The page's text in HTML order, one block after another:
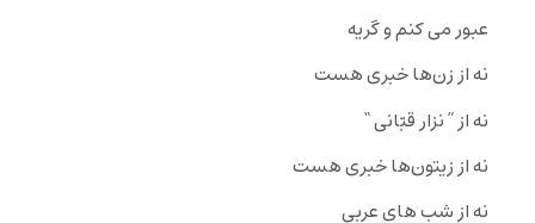
عبور مى کنم و گریه
نه از زن‌ها خبرى هست
نه از ” نزار قبّانى “
نه از زیتون‌ها خبرى هست
نه از شب هاى عربى